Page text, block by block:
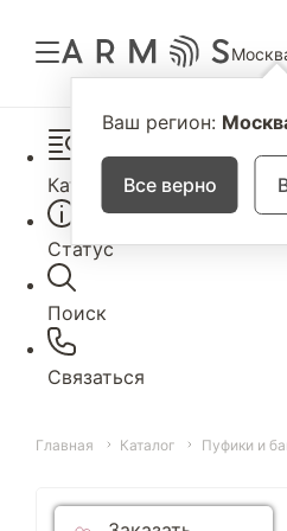
Ваш регион:
Все верно
Каталог
Статус
Поиск
Связаться
Главная Каталог Пуфики и